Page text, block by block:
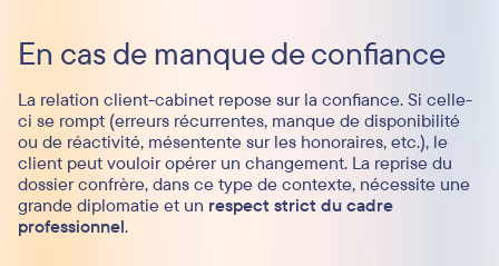
En cas de manque de confiance
La relation client-cabinet repose sur la confiance. Si celle-
ci se rompt (erreurs récurrentes, manque de disponibilité
ou de réactivité, mésentente sur les honoraires, etc.), le
client peut vouloir opérer un changement. La reprise du
dossier confrère, dans ce type de contexte, nécessite une
grande diplomatie et un respect strict du cadre
professionnel.